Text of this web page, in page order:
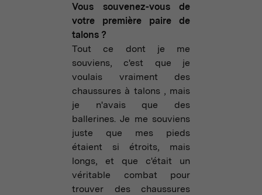
Vous souvenez-vous de
votre première paire de
talons ?
Tout ce dont je me
souviens, c'est que je
voulais vraiment des
chaussures à talons , mais
je n'avais que des
ballerines. Je me souviens
juste que mes pieds
étaient si étroits, mais
longs, et que c'était un
véritable combat pour
trouver des chaussures